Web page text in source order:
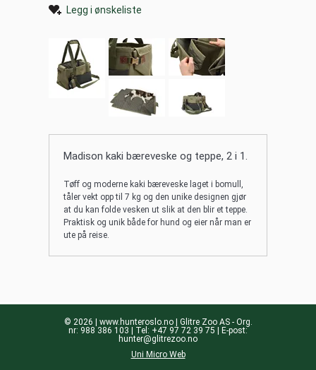
Legg i ønskeliste
Madison kaki bæreveske og teppe, 2 i 1.
Tøff og moderne kaki bæreveske laget i bomull,
tåler vekt opp til 7 kg og den unike designen gjør
at du kan folde vesken ut slik at den blir et teppe.
Praktisk og unik både for hund og eier når man er
ute på reise.
© 2026 | www.hunteroslo.no | Glitre Zoo AS - Org.
nr: 988 386 103 | Tel: +47 97 72 39 75 | E-post:
hunter@glitrezoo.no
Uni Micro Web